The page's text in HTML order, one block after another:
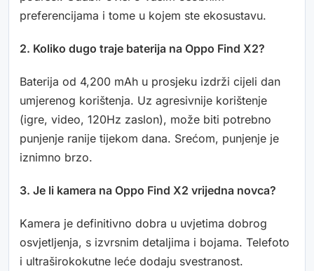
preferencijama i tome u kojem ste ekosustavu.
2. Koliko dugo traje baterija na Oppo Find X2?
Baterija od 4,200 mAh u prosjeku izdrži cijeli dan
umjerenog korištenja. Uz agresivnije korištenje
(igre, video, 120Hz zaslon), može biti potrebno
punjenje ranije tijekom dana. Srećom, punjenje je
iznimno brzo.
3. Je li kamera na Oppo Find X2 vrijedna novca?
Kamera je definitivno dobra u uvjetima dobrog
osvjetljenja, s izvrsnim detaljima i bojama. Telefoto
i ultraširokokutne leće dodaju svestranost.